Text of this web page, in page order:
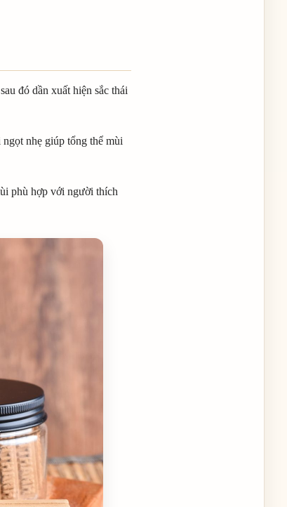
đó dần xuất hiện sắc thái
nhẹ giúp tổng thể mùi
phù hợp với người thích